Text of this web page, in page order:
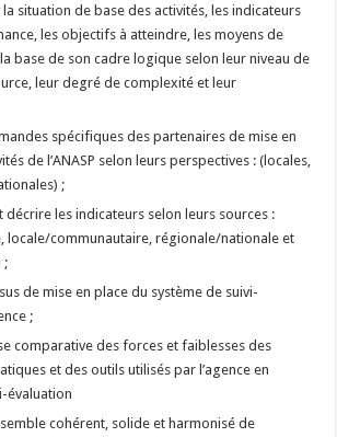
la situation de base des activités, les indicateurs
les objectifs à atteindre, les moyens de
base de son cadre logique selon leur niveau de
leur degré de complexité et leur
spécifiques des partenaires de mise en
de l’ANASP selon leurs perspectives : (locales,
;
décrire les indicateurs selon leurs sources :
locale/communautaire, régionale/nationale et
;
de mise en place du système de suivi-
;
comparative des forces et faiblesses des
et des outils utilisés par l’agence en
évaluation
cohérent, solide et harmonisé de